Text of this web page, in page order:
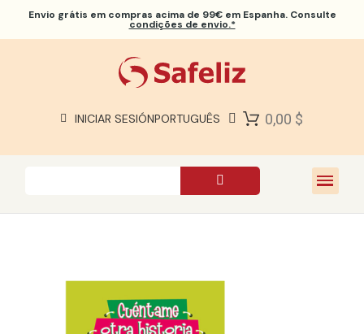
Envio grátis em compras acima de 99€ em Espanha. Consulte
condições de envio.*
INICIAR SESIÓNPORTUGUÊS 0,00 $
SOBRE NÓS